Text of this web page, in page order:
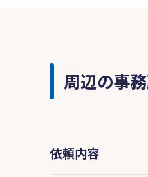
周辺の事
依頼内容